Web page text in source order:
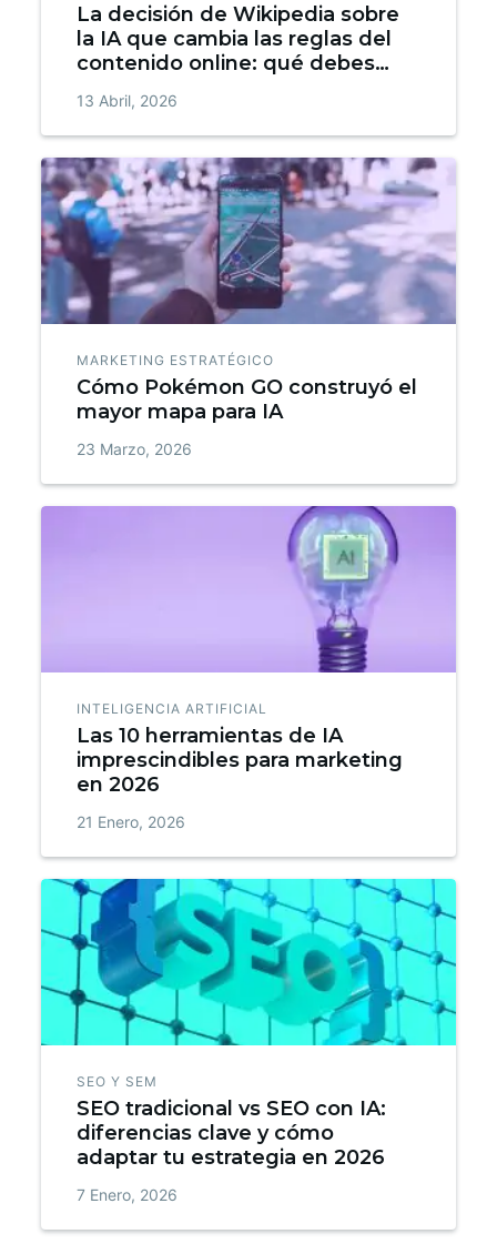
La decisión de Wikipedia sobre
la IA que cambia las reglas del
contenido online: qué debes
13 Abril, 2026
MARKETING ESTRATÉGICO
Cómo Pokémon GO construyó el
mayor mapa para IA
23 Marzo, 2026
INTELIGENCIA ARTIFICIAL
Las 10 herramientas de IA
imprescindibles para marketing
en 2026
21 Enero, 2026
SEO Y SEM
SEO tradicional vs SEO con IA:
diferencias clave y cómo
adaptar tu estrategia en 2026
7 Enero, 2026